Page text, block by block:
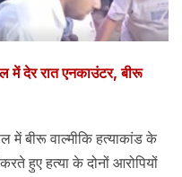
देर रात एनकाउंटर, बीरू
बीरू वाल्मीकि हत्याकांड के
हुए हत्या के दोनों आरोपियों